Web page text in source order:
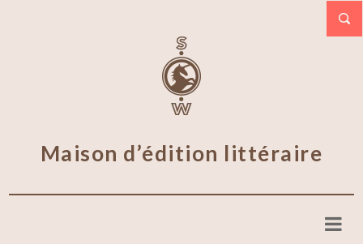
Maison d’édition littéraire